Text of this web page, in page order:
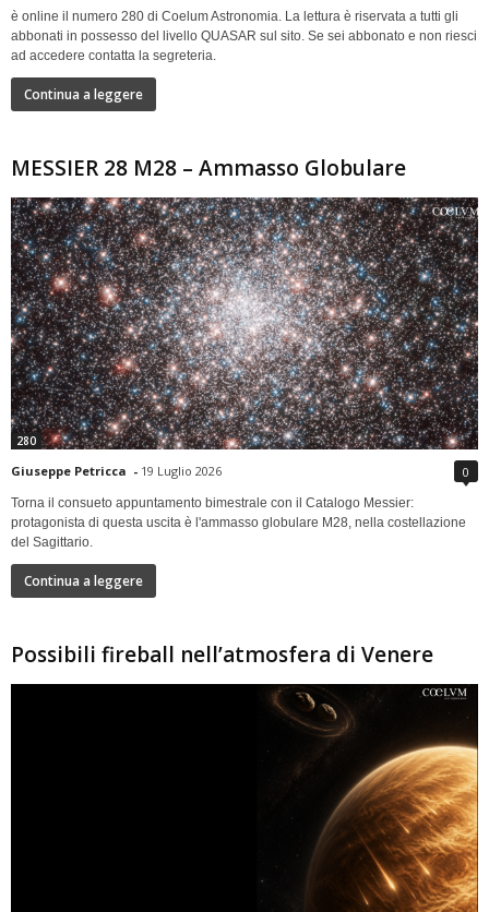
è online il numero 280 di Coelum Astronomia. La lettura è riservata a tutti gli
abbonati in possesso del livello QUASAR sul sito. Se sei abbonato e non riesci
ad accedere contatta la segreteria.
Continua a leggere
MESSIER 28 M28 – Ammasso Globulare
280
Giuseppe Petricca - 19 Luglio 2026 0
Torna il consueto appuntamento bimestrale con il Catalogo Messier:
protagonista di questa uscita è l'ammasso globulare M28, nella costellazione
del Sagittario.
Continua a leggere
Possibili fireball nell’atmosfera di Venere